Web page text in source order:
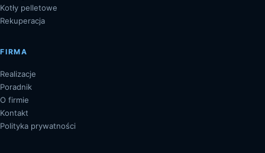
Kotły pelletowe
Rekuperacja
FIRMA
Realizacje
Poradnik
O firmie
Kontakt
Polityka prywatności